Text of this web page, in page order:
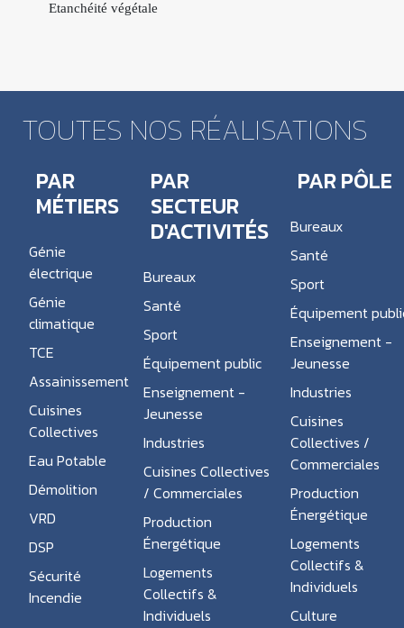
Etanchéité végétale
TOUTES NOS RÉALISATIONS
PAR
MÉTIERS
Génie
électrique
Génie
climatique
TCE
Assainissement
Cuisines
Collectives
Eau Potable
Démolition
VRD
DSP
Sécurité
Incendie
PAR
SECTEUR
D'ACTIVITÉS
Bureaux
Santé
Sport
Équipement public
Enseignement -
Jeunesse
Industries
Cuisines Collectives
/ Commerciales
Production
Énergétique
Logements
Collectifs &
Individuels
PAR PÔLE
Bureaux
Santé
Sport
Équipement
Enseignement -
Jeunesse
Industries
Cuisines
Collectives /
Commerciales
Production
Énergétique
Logements
Collectifs &
Individuels
Culture